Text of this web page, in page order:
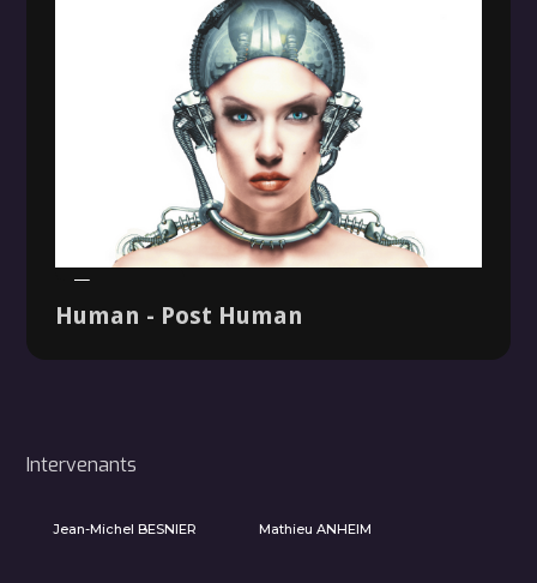
Human - Post Human
Intervenants
Jean-Michel BESNIER Mathieu ANHEIM